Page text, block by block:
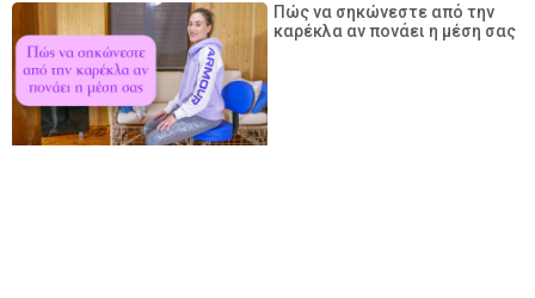
Πώς να σηκώνεστε από την
καρέκλα αν πονάει η μέση σας